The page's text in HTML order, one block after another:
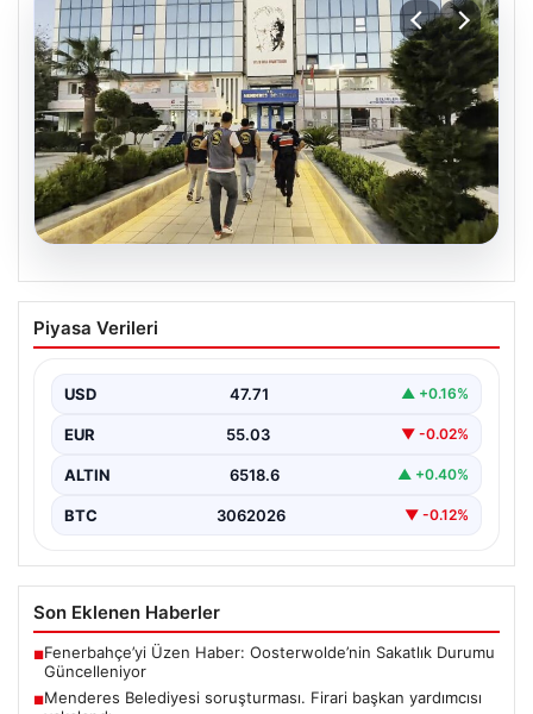
Menderes Belediyesi soruşturması.
Firari başkan yardımcısı yakalandı
Sonuçlandı: Firari Başkan Yardımcısı Yakalandı”,
“content”: “ İzmir’in…
Piyasa Verileri
USD 47.71 ▲ +0.16%
EUR 55.03 ▼ -0.02%
ALTIN 6518.6 ▲ +0.40%
BTC 3062026 ▼ -0.12%
Son Eklenen Haberler
■Fenerbahçe’yi Üzen Haber: Oosterwolde’nin Sakatlık Durumu
Güncelleniyor
■Menderes Belediyesi soruşturması. Firari başkan yardımcısı